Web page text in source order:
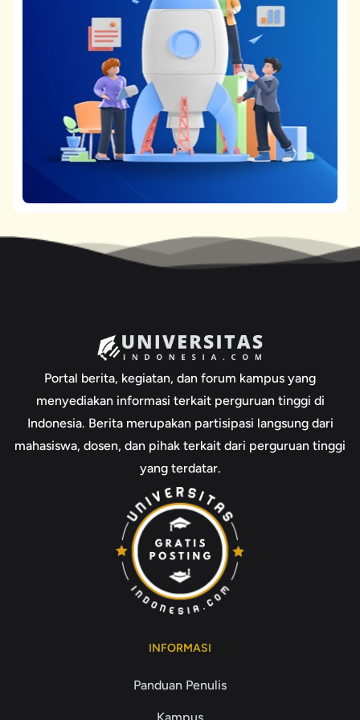
Portal berita, kegiatan, dan forum kampus yang
menyediakan informasi terkait perguruan tinggi di
Indonesia. Berita merupakan partisipasi langsung dari
mahasiswa, dosen, dan pihak terkait dari perguruan tinggi
yang terdatar.
INFORMASI
Panduan Penulis